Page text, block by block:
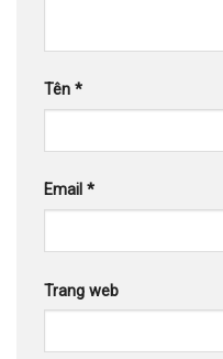
Tên *
Email *
Trang web